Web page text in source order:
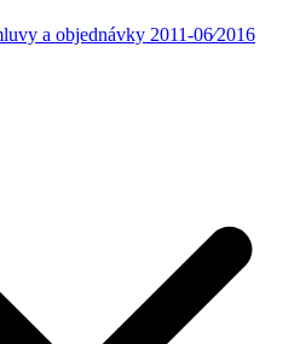
a objednávky 2011-06⁄2016